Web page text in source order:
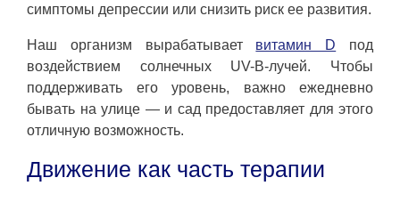
симптомы депрессии или снизить риск ее развития.
Наш организм вырабатывает витамин D под
воздействием солнечных UV-B-лучей. Чтобы
поддерживать его уровень, важно ежедневно
бывать на улице — и сад предоставляет для этого
отличную возможность.
Движение как часть терапии